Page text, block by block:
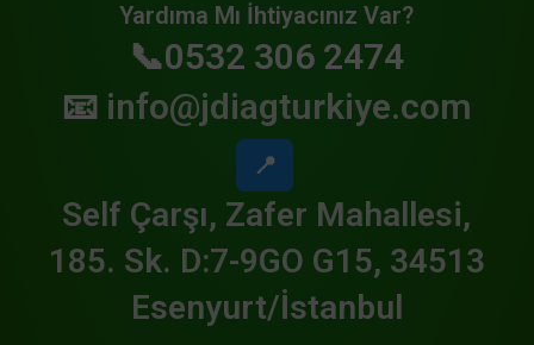
Yardıma Mı İhtiyacınız Var?
📞0532 306 2474
📧 info@jdiagturkiye.com
📍
Self Çarşı, Zafer Mahallesi,
185. Sk. D:7-9GO G15, 34513
Esenyurt/İstanbul